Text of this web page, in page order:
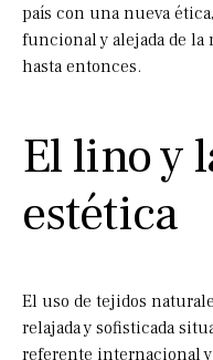
país con una nueva
funcional y alejada de la
hasta entonces.
El lino y
estética
El uso de tejidos
relajada y sofisticada
referente internacional